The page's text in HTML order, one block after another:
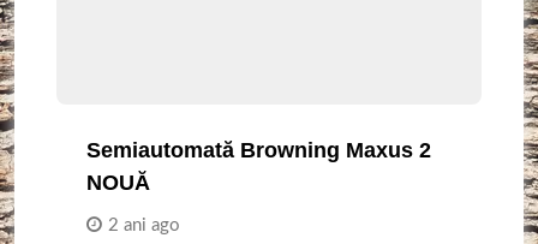
Semiautomată Browning Maxus 2
NOUĂ
2 ani ago